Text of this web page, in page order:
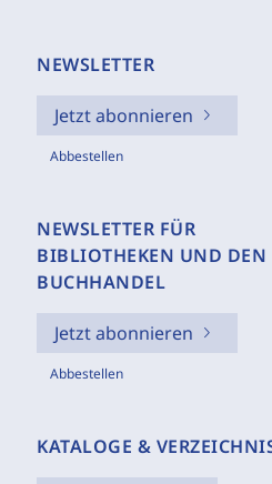
NEWSLETTER
Jetzt abonnieren
Abbestellen
NEWSLETTER FÜR
BIBLIOTHEKEN UND DEN
BUCHHANDEL
Jetzt abonnieren
Abbestellen
KATALOGE &